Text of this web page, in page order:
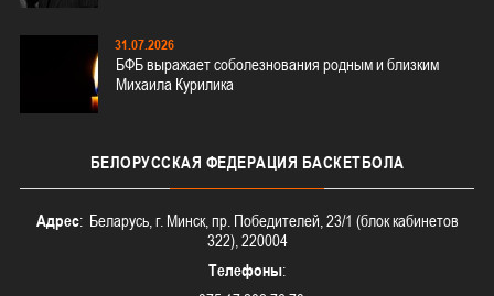
31.07.2026
БФБ выражает соболезнования родным и близким
Михаила Курилика
БЕЛОРУССКАЯ ФЕДЕРАЦИЯ БАСКЕТБОЛА
Адрес: Беларусь, г. Минск, пр. Победителей, 23/1 (блок кабинетов
322), 220004
Телефоны: